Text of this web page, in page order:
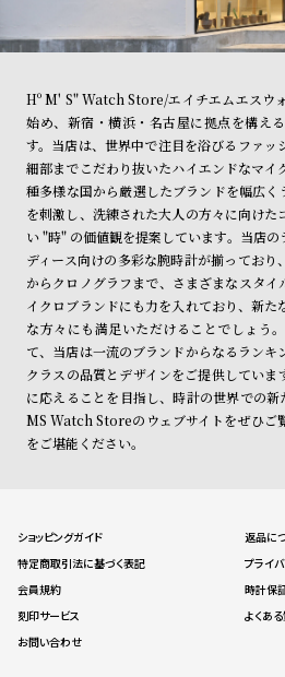
Hº M' S" Watch Store/エイチエムエスウ
始め、新宿・横浜・名古屋に拠点を構え
す。当店は、世界中で注目を浴びるファッ
細部までこだわり抜いたハイエンドなマイ
種多様な国から厳選したブランドを幅広く
を刺激し、洗練された大人の方々に向けた
い "時" の価値観を提案しています。当店
ディース向けの多彩な腕時計が揃っており
からクロノグラフまで、さまざまなスタイ
イクロブランドにも力を入れており、新た
な方々にも満足いただけることでしょう
て、当店は一流のブランドからなるラン
クラスの品質とデザインをご提供してい
に応えることを目指し、時計の世界での
MS Watch Storeのウェブサイトをぜひご
をご堪能ください。
ショッピングガイド
返品に
特定商取引法に基づく表記
プライ
会員規約
時計保
刻印サービス
よくあ
お問い合わせ